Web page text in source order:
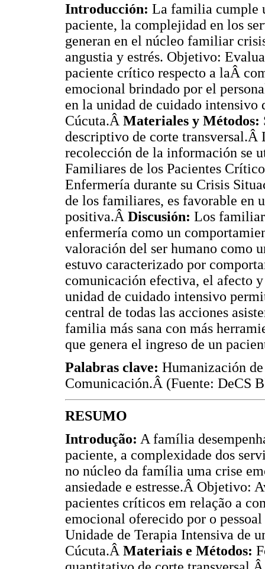
Introducción: La familia cumple
paciente, la complejidad en los
generan en el núcleo familiar
angustia y estrés. Objetivo:
paciente crítico respecto a laÂ
emocional brindado por el
en la unidad de cuidado
Cúcuta.Â Materiales y Métodos:
descriptivo de corte transversal.Â
recolección de la información se
Familiares de los Pacientes
Enfermería durante su Crisis
de los familiares, es favorable en
positiva.Â Discusión: Los
enfermería como un
valoración del ser humano como
estuvo caracterizado por
comunicación efectiva, el afecto
unidad de cuidado intensivo
central de todas las acciones
familia más sana con más
que genera el ingreso de un
Palabras clave: Humanización
Comunicación.Â (Fuente: DeCS
RESUMO
Introdução: A família
paciente, a complexidade dos
no núcleo da família uma crise
ansiedade e estresse.Â Objetivo:
pacientes críticos em relação a
emocional oferecido por o
Unidade de Terapia Intensiva de
Cúcuta.ÂMateriais e Métodos: